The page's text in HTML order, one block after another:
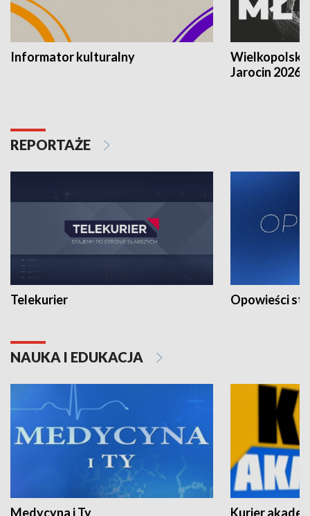
Informator kulturalny
Jarocin 2026
REPORTAŻE
Telekurier Opowieści
NAUKA I EDUKACJA
Medycyna i Ty Kurier